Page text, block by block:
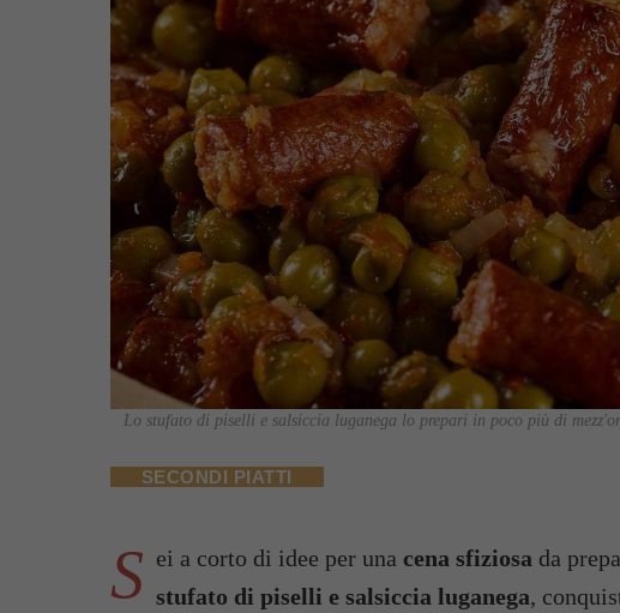
Lo stufato di piselli e salsiccia luganega lo prepari in poco più di
SECONDI PIATTI
S ei a corto di idee per una cena sfiziosa da
stufato di piselli e salsiccia luganega,